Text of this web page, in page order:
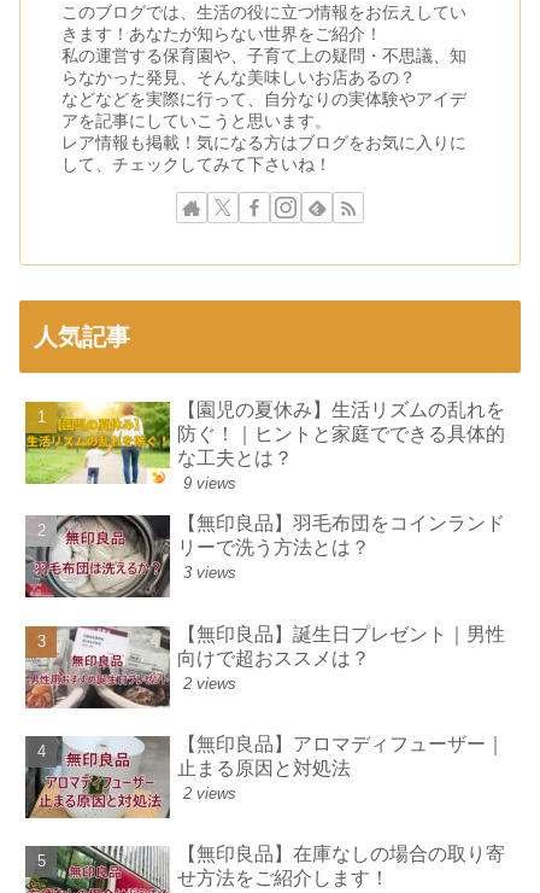
このブログでは、生活の役に立つ情報をお伝えしてい
きます！あなたが知らない世界をご紹介！
私の運営する保育園や、子育て上の疑問・不思議、知
らなかった発見、そんな美味しいお店あるの？
などなどを実際に行って、自分なりの実体験やアイデ
アを記事にしていこうと思います。
レア情報も掲載！気になる方はブログをお気に入りに
して、チェックしてみて下さいね！
人気記事
【園児の夏休み】生活リズムの乱れを
防ぐ！｜ヒントと家庭でできる具体的
な工夫とは？
9 views
【無印良品】羽毛布団をコインランド
リーで洗う方法とは？
3 views
【無印良品】誕生日プレゼント｜男性
向けで超おススメは？
2 views
【無印良品】アロマディフューザー｜
止まる原因と対処法
2 views
【無印良品】在庫なしの場合の取り寄
せ方法をご紹介します！